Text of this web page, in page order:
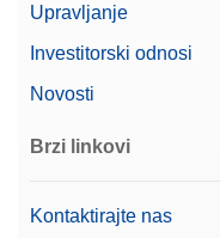
Upravljanje
Investitorski odnosi
Novosti
Brzi linkovi
Kontaktirajte nas